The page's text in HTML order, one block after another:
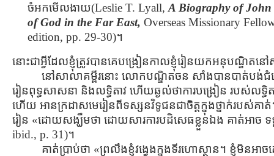
ចំអកមើលងាយ(Leslie T. Lyall, A Biography of
of God in the Far East, Overseas Missionary
edition, pp. 29-30)។
នោះជាអ្វីដែលខ្ញុំត្រូវបានគេបង្រៀនកាលខ្ញុំរៀនយកអនុបណ្ឌិតនៅ
នៅសាលាគម្ពីរនោះ លោកបណ្ឌិតចន សាំងបានបាត់បង់ជំន
រៀនពុទ្ធសាសនា និងលទ្ធិតាវ ហើយឆ្ងល់ថាការបង្រៀន របស់លទ្ធិ
ហើយ អានក្រដាសមេរៀនពីទស្សនវិទូជនជាចិត្ដក្នុងថ្នាក់របស់គា
រៀន «ដោយសង្ឃឹមថា ដោយសារការបដិសេធខ្លួនឯង គាត់អាច ទ
ibid., p. 31)។
គាត់ប្រាប់ថា «ព្រលឹងខ្ញុំវង្វេងក្នុងទីរហោស្ថាន។ ខ្ញុំមិ